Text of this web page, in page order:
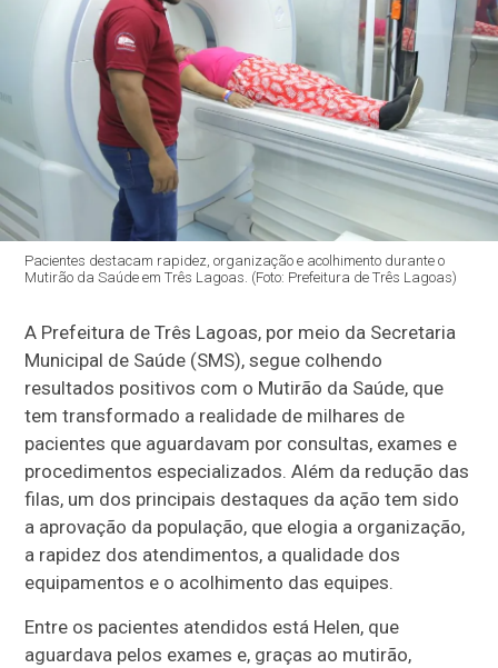
Pacientes destacam rapidez, organização e acolhimento durante o
Mutirão da Saúde em Três Lagoas. (Foto: Prefeitura de Três Lagoas)
A Prefeitura de Três Lagoas, por meio da Secretaria
Municipal de Saúde (SMS), segue colhendo
resultados positivos com o Mutirão da Saúde, que
tem transformado a realidade de milhares de
pacientes que aguardavam por consultas, exames e
procedimentos especializados. Além da redução das
filas, um dos principais destaques da ação tem sido
a aprovação da população, que elogia a organização,
a rapidez dos atendimentos, a qualidade dos
equipamentos e o acolhimento das equipes.
Entre os pacientes atendidos está Helen, que
aguardava pelos exames e, graças ao mutirão,